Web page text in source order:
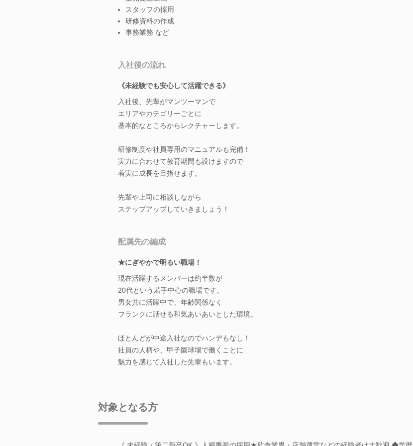
スタッフの採用
研修資料の作成
事務業務 など
入社後の流れ
《未経験でも安心して活躍できる》
入社後、先輩がマンツーマンで
エリアやカテゴリーごとに
基本的なところからレクチャーします。
研修制度や社員専用のマニュアルも完備！
実力に合わせて教育期間も設けますので
着実に成長を目指せます。
先輩や上司に相談しながら
ステップアップしていきましょう！
配属先の編成
★にぎやかで明るい職場！
現在活躍するメンバーは約半数が
20代という若手中心の職場です。
男女共に活躍中で、年齢関係なく
フランクに話せる和気あいあいとした環境。
ほとんどが中途入社なのでハンデもなし！
社員の人柄や、甲子園球場で働くことに
魅力を感じて入社した先輩もいます。
対象となる方